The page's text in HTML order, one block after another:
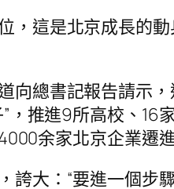
，這是北京成長的
向總書記報告請示
，推進9所高校、
余家北京企業遷
誇大：“要進一個步